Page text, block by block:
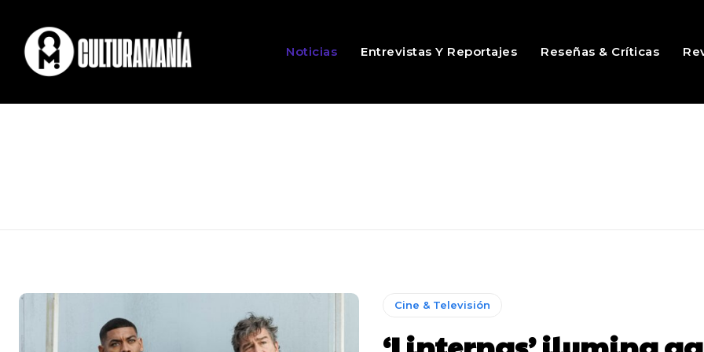
Noticias Entrevistas Y Reportajes Reseñas & Críticas
Cine & Televisión